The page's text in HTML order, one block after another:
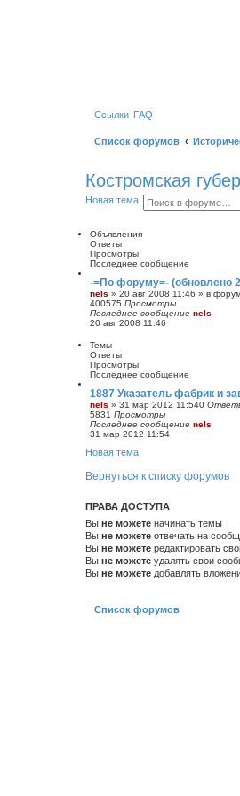
Ссылки FAQ
Список форумов
Костромская
Новая тема П
о
Р
а
е
н
ы
й
п
о
Объявления
Ответы
Просмотры
Последнее сообщение
-=По форуму=- (обновлено
nels » 20 авг 2008 11:46 » в
400575 Просмотры
Последнее сообщение nels
20 авг 2008 11:46
Темы
Ответы
Просмотры
Последнее сообщение
1887 Указатель фабрик и
nels » 31 мар 2012 11:540
5831 Просмотры
Последнее сообщение nels
31 мар 2012 11:54
Новая тема
Вернуться к списку форумов
ПРАВА ДОСТУПА
Вы не можете начинать темы
Вы не можете отвечать на
Вы не можете редактировать
Вы не можете удалять свои
Вы не можете добавлять
Список форумов